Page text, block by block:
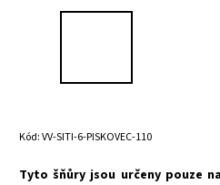
Kód:VV-SITI-6-PISKOVEC-110
Tyto šňůry jsou určeny pouze